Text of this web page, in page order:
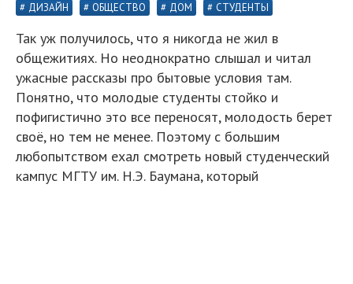
ДИЗАЙН ОБЩЕСТВО ДОМ СТУДЕНТЫ
Так уж получилось, что я никогда не жил в
общежитиях. Но неоднократно слышал и читал
ужасные рассказы про бытовые условия там.
Понятно, что молодые студенты стойко и
пофигистично это все переносят, молодость берет
своё, но тем не менее. Поэтому с большим
любопытством ехал смотреть новый студенческий
кампус МГТУ им. Н.Э. Баумана, который